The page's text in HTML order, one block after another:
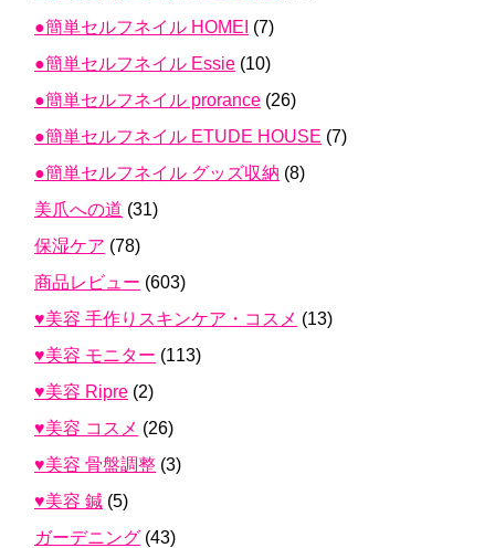
●簡単セルフネイル HOMEI (7)
●簡単セルフネイル Essie (10)
●簡単セルフネイル prorance (26)
●簡単セルフネイル ETUDE HOUSE (7)
●簡単セルフネイル グッズ収納 (8)
美爪への道 (31)
保湿ケア (78)
商品レビュー (603)
♥美容 手作りスキンケア・コスメ (13)
♥美容 モニター (113)
♥美容 Ripre (2)
♥美容 コスメ (26)
♥美容 骨盤調整 (3)
♥美容 鍼 (5)
ガーデニング (43)